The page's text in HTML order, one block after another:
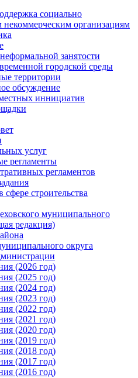
социально
организациям
занятости
городской среды
территории
обсуждение
иннициатив
услуг
регламенты
регламентов
строительства
муниципального
редакция)
округа
(2026 год)
(2025 год)
(2024 год)
(2023 год)
(2022 год)
(2021 год)
(2020 год)
(2019 год)
(2018 год)
(2017 год)
(2016 год)